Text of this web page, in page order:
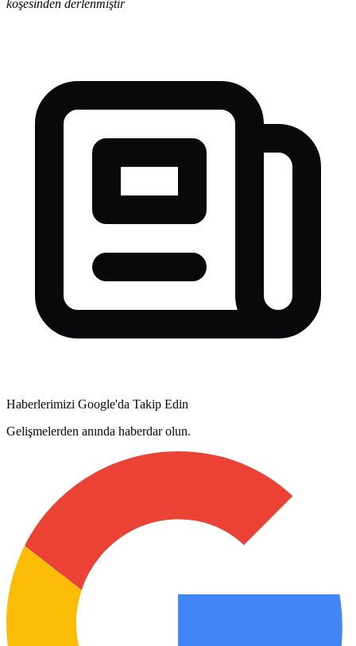
köşesinden derlenmiştir
Haberlerimizi Google'da Takip Edin
Gelişmelerden anında haberdar olun.